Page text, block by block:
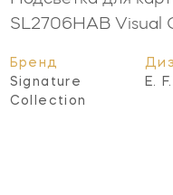
SL2706HABVisual
Бренд
Signature
Collection
E.